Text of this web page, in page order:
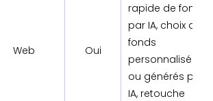
Web Oui
rapide de fond
par IA, choix de
fonds
personnalisés
ou générés par
IA, retouche